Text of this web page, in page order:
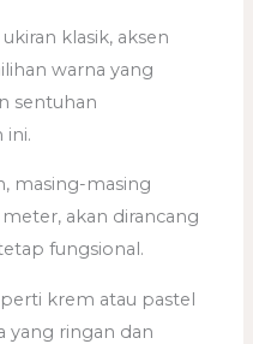
klasik, aksen
warna yang
sentuhan
ini.
masing-masing
akan dirancang
fungsional.
krem atau pastel
yang ringan dan